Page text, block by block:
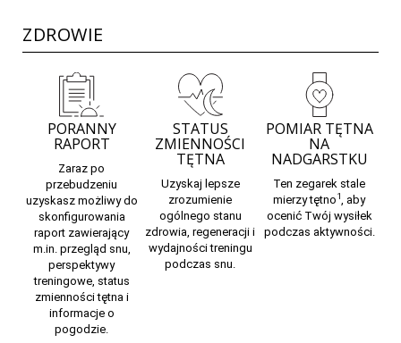
ZDROWIE
PORANNY
RAPORT
Zaraz po
przebudzeniu
uzyskasz możliwy do
skonfigurowania
raport zawierający
m.in. przegląd snu,
perspektywy
treningowe, status
zmienności tętna i
informacje o
pogodzie.
STATUS
ZMIENNOŚCI
TĘTNA
Uzyskaj lepsze
zrozumienie
ogólnego stanu
zdrowia, regeneracji i
wydajności treningu
podczas snu.
POMIAR TĘTNA
NA
NADGARSTKU
Ten zegarek stale
mierzytętno1, aby
ocenić Twój wysiłek
podczas aktywności.